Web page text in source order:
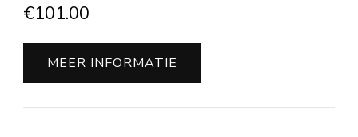
€101.00
MEER INFORMATIE